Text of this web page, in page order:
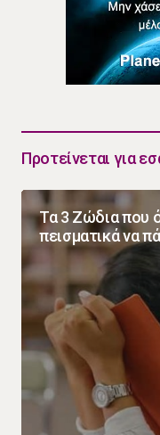
Προτείνεται για
Τα 3 Ζώδια που
πεισματικά να